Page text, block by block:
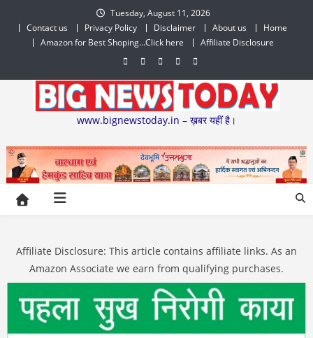
content
Tuesday, August 11, 2026
Contact us
Privacy Policy Disclaimer About us
Home
Amazon for Best Shoping…Click here
Affiliate Disclosure
www.bignewstoday.in – ख़बर यहीं है।
Affiliate Disclosure: This article contains affiliate links. As an
Amazon Associate we earn from qualifying purchases.